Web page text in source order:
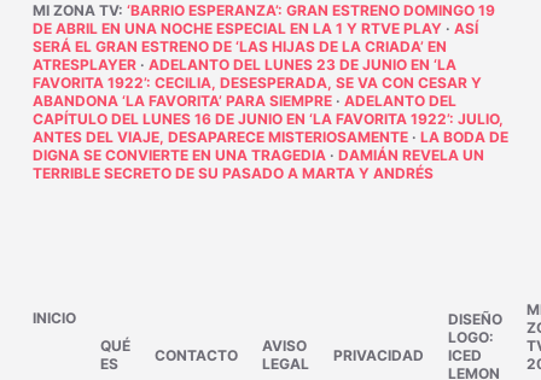
MI ZONA TV: ‘BARRIO ESPERANZA’: GRAN ESTRENO DOMINGO 19
DE ABRIL EN UNA NOCHE ESPECIAL EN LA 1 Y RTVE PLAY· ASÍ
SERÁ EL GRAN ESTRENO DE ‘LAS HIJAS DE LA CRIADA’ EN
ATRESPLAYER· ADELANTO DEL LUNES 23 DE JUNIO EN ‘LA
FAVORITA 1922’: CECILIA, DESESPERADA, SE VA CON CESAR Y
ABANDONA ‘LA FAVORITA’ PARA SIEMPRE· ADELANTO DEL
CAPÍTULO DEL LUNES 16 DE JUNIO EN ‘LA FAVORITA 1922’: JULIO,
ANTES DEL VIAJE, DESAPARECE MISTERIOSAMENTE· LA BODA DE
DIGNA SE CONVIERTE EN UNA TRAGEDIA· DAMIÁN REVELA UN
TERRIBLE SECRETO DE SU PASADO A MARTA Y ANDRÉS
INICIO
QUÉ
ES
CONTACTO
AVISO
LEGAL
PRIVACIDAD
DISEÑO
LOGO:
ICED
LEMON